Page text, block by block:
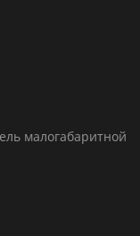
малогабаритной